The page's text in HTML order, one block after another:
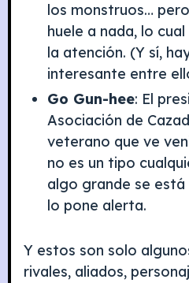
los monstruos…
huele a nada, lo
la atención. (Y sí,
interesante entre
Go Gun-hee: El
Asociación de
veterano que ve
no es un tipo
algo grande se
lo pone alerta.
Y estos son solo
rivales, aliados,